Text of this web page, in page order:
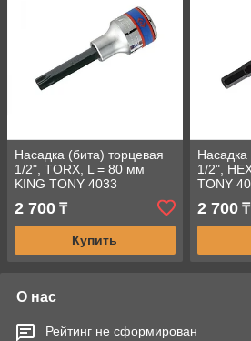
Насадка (бита) торцевая
1/2", TORX, L = 80 мм
KING TONY 4033
2 700 ₸
Купить
Насадка
1/2",
TONY
2 700₸
О нас
Рейтинг не сформирован